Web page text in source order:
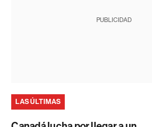
PUBLICIDAD
LAS ÚLTIMAS